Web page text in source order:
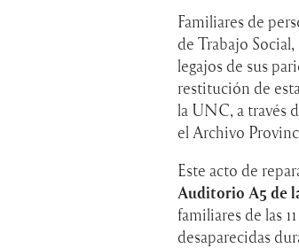
Familiares de
de Trabajo
legajos de sus
restitución de
la UNC, a través
el Archivo
Este acto de
Auditorio A5 de
familiares de las
desaparecidas